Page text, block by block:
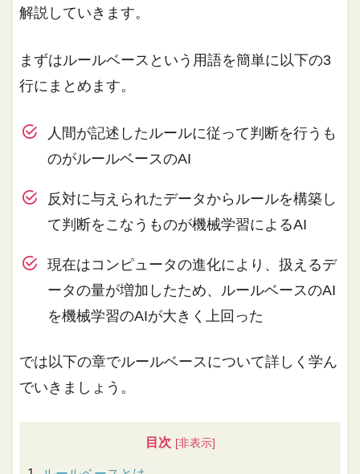
解説していきます。
まずはルールベースという用語を簡単に以下の3
行にまとめます。
人間が記述したルールに従って判断を行うも
のがルールベースのAI
反対に与えられたデータからルールを構築し
て判断をこなうものが機械学習によるAI
現在はコンピュータの進化により、扱えるデ
ータの量が増加したため、ルールベースのAI
を機械学習のAIが大きく上回った
では以下の章でルールベースについて詳しく学ん
でいきましょう。
目次